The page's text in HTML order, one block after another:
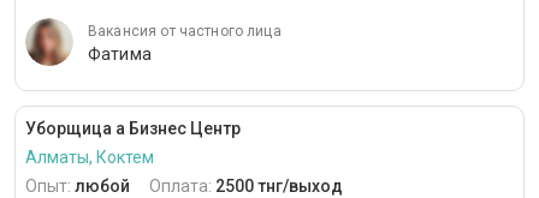
Вакансия от частного лица
Фатима
Уборщица а Бизнес Центр
Алматы, Коктем
Опыт: любой Оплата: 2500 тнг/выход